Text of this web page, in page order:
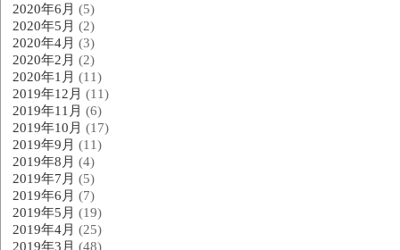
2020年6月 (5)
2020年5月 (2)
2020年4月 (3)
2020年2月 (2)
2020年1月 (11)
2019年12月 (11)
2019年11月 (6)
2019年10月 (17)
2019年9月 (11)
2019年8月 (4)
2019年7月 (5)
2019年6月 (7)
2019年5月 (19)
2019年4月 (25)
2019年3月 (48)